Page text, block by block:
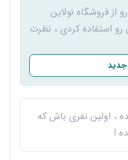
از فروشگاه نولاین
استفاده کردی ، نظرت
، اولین نفری باش که
!